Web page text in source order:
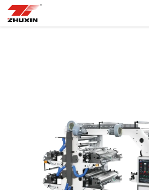
Unternehmen
Neuigkeiten
Kontakt